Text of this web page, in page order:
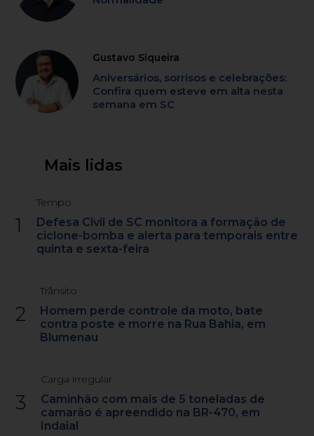
Gustavo Siqueira
Aniversários, sorrisos e celebrações:
Confira quem esteve em alta nesta
semana em SC
Mais lidas
1
Tempo
Defesa Civil de SC monitora a formação de
ciclone-bomba e alerta para temporais entre
quinta e sexta-feira
2
Trânsito
Homem perde controle da moto, bate
contra poste e morre na Rua Bahia, em
Blumenau
3
Carga irregular
Caminhão com mais de 5 toneladas de
camarão é apreendido na BR-470, em
Indaial